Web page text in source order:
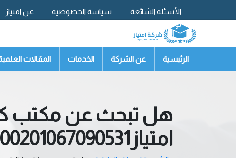
الأسئلة الشائعة سياسة الخصوصية عن امتياز
تواصل معنا
الرئيسية عن الشركة الخدمات المقالات
هل تبحث عن مكتب
امتياز00201067090531